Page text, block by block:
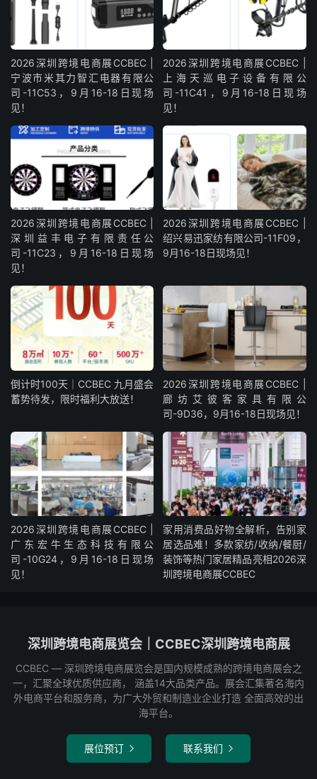
2026深圳跨境电商展CCBEC |
宁波市米其力智汇电器有限公
司-11C53，9月16-18日现场
见！
2026深圳跨境电商展CCBEC |
上海天巡电子设备有限公
司-11C41，9月16-18日现场
见！
2026深圳跨境电商展CCBEC |
深圳益丰电子有限责任公
司-11C23，9月16-18日现场
见！
2026深圳跨境电商展CCBEC |
绍兴易迅家纺有限公司-11F09，
9月16-18日现场见！
倒计时100天｜CCBEC 九月盛会
蓄势待发，限时福利大放送！
2026深圳跨境电商展CCBEC |
廊坊艾彼客家具有限公
司-9D36，9月16-18日现场见！
2026深圳跨境电商展CCBEC |
广东宏牛生态科技有限公
司-10G24，9月16-18日现场
见！
家用消费品好物全解析，告别家
居选品难！多款家纺/收纳/餐厨/
装饰等热门家居精品亮相2026深
圳跨境电商展CCBEC
深圳跨境电商展览会｜CCBEC深圳跨境电商展
CCBEC ― 深圳跨境电商展览会是国内规模成熟的跨境电商展会之
一，汇聚全球优质供应商， 涵盖14大品类产品。展会汇集著名海内
外电商平台和服务商，为广大外贸和制造业企业打造 全面高效的出
海平台。
展位预订  联系我们 